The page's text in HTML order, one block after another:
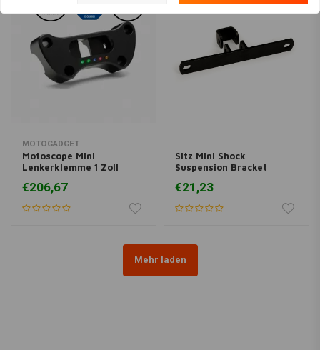
MOTOGADGET
Motoscope Mini
Lenkerklemme 1 Zoll
€206,67
Sitz Mini Shock
Suspension Bracket
€21,23
Mehr laden